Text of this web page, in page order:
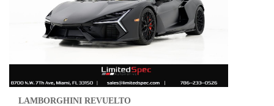
LAMBORGHINI REVUELTO